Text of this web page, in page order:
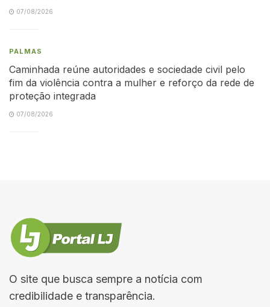
07/08/2026
PALMAS
Caminhada reúne autoridades e sociedade civil pelo
fim da violência contra a mulher e reforço da rede de
proteção integrada
07/08/2026
O site que busca sempre a notícia com
credibilidade e transparência.